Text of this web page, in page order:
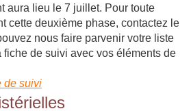
aura lieu le 7 juillet. Pour toute
cette deuxième phase, contactez le
nous faire parvenir votre liste
de suivi avec vos éléments de
de suivi